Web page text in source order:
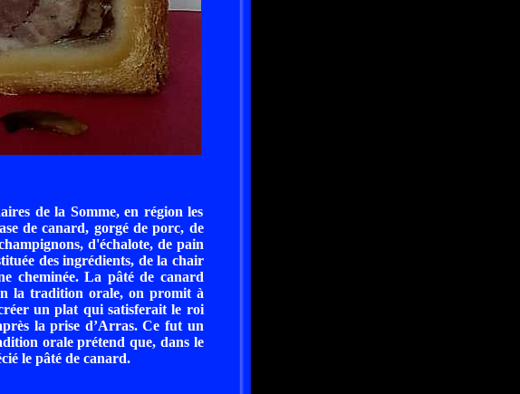
de la Somme, en région les
de canard, gorgé de porc, de
d'échalote, de pain
des ingrédients, de la chair
cheminée. La pâté de canard
la tradition orale, on promit à
un plat qui satisferait le roi
la prise d’Arras. Ce fut un
orale prétend que, dans le
le pâté de canard.